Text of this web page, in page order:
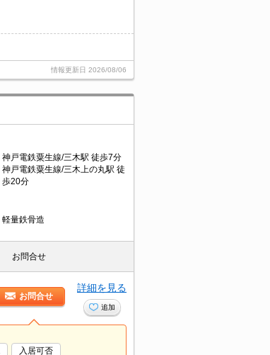
情報更新日 2026/08/06
神戸電鉄粟生線/三木駅 徒歩7分
神戸電鉄粟生線/三木上の丸駅 徒
歩20分
軽量鉄骨造
お問合せ
お問合せ
詳細を見る
追加
入居可否